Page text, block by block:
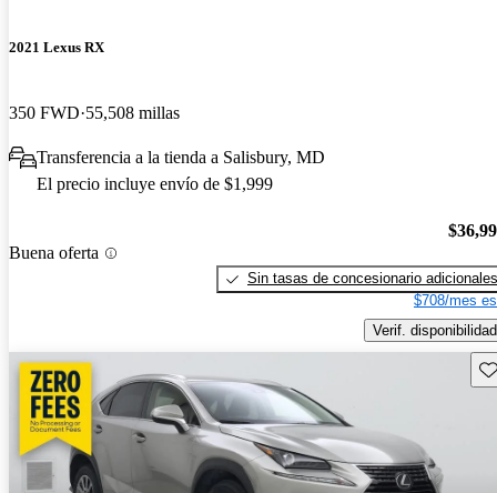
2021 Lexus RX
350 FWD 55,508 millas
Transferencia a la tienda a Salisbury, MD
El precio incluye envío de $1,999
Buena oferta
Sin tasas de concesionario adicionales
$708/mes
Verif. disponibilidad